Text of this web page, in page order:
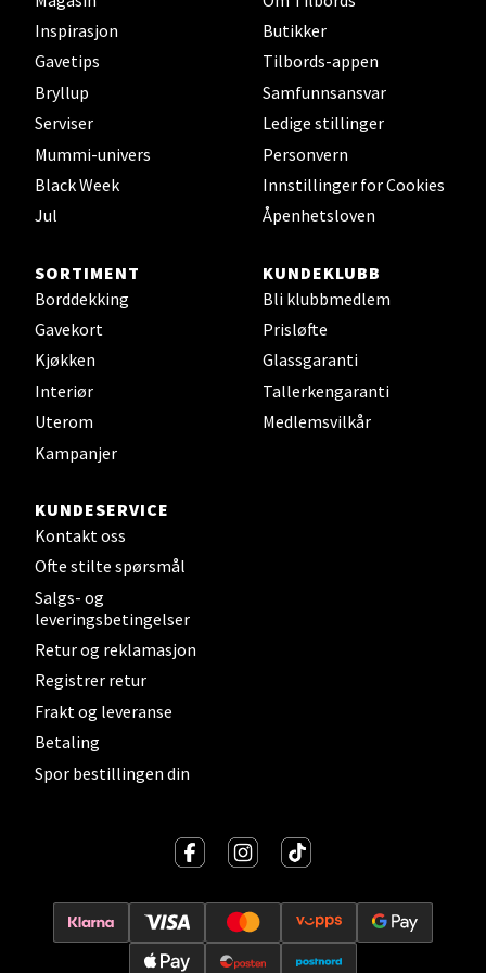
Inspirasjon
Gavetips
Bryllup
Serviser
Mummi-univers
Black Week
Jul
Butikker
Tilbords-appen
Samfunnsansvar
Ledige stillinger
Personvern
Innstillinger for Cookies
Åpenhetsloven
SORTIMENT
Borddekking
Gavekort
Kjøkken
Interiør
Uterom
Kampanjer
KUNDEKLUBB
Bli klubbmedlem
Prisløfte
Glassgaranti
Tallerkengaranti
Medlemsvilkår
KUNDESERVICE
Kontakt oss
Ofte stilte spørsmål
Salgs- og
leveringsbetingelser
Retur og reklamasjon
Registrer retur
Frakt og leveranse
Betaling
Spor bestillingen din
Åpent i dag 10-20
0 i butikk
Stavanger og Sandnes - Thon
Senter Madla
Madlakrossen nr 9, 4042 Stavanger
Åpent i dag 10-20
0 i butikk
Levanger - Magneten
Åpent i dag 10-20
0 i butikk
Skarvøyveien 55, 4517 Mandal
0 i butikk